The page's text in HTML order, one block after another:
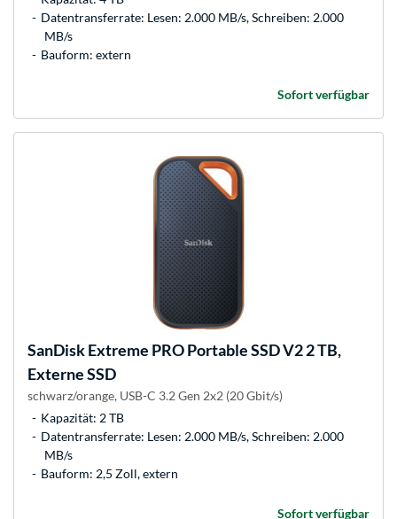
Datentransferrate: Lesen: 2.000 MB/s, Schreiben: 2.000
MB/s
Bauform: extern
Sofort verfügbar
SanDiskExtreme PRO Portable SSD V2 2 TB,
Externe SSD
schwarz/orange, USB-C 3.2 Gen 2x2 (20 Gbit/s)
Kapazität: 2 TB
Datentransferrate: Lesen: 2.000 MB/s, Schreiben: 2.000
MB/s
Bauform: 2,5 Zoll, extern
Sofort verfügbar